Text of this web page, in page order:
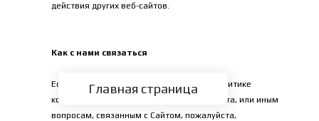
действия других веб-сайтов.
Как с нами связаться
Если у Вас есть какие-либо вопросы по политике
конфиденциальности, использованию Сайта, или иным
вопросам, связанным с Сайтом, пожалуйста,
Главная страница